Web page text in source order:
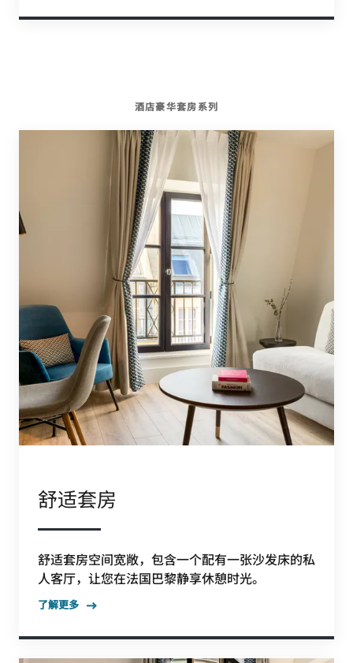
酒店豪华套房系列
舒适套房
舒适套房空间宽敞，包含一个配有一张沙发床的私
人客厅，让您在法国巴黎静享休憩时光。
了解更多